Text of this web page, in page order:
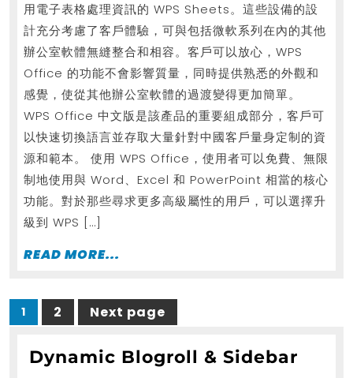
用電子表格處理資訊的 WPS Sheets。這些設備的設
計充分考慮了客戶體驗，可與包括微軟系列在內的其他
辦公室軟體無縫整合和相容。客戶可以放心，WPS
Office 的功能不會影響質量，同時提供熟悉的外觀和
感覺，使從其他辦公室軟體的過渡變得更加簡單。
WPS Office 中文版是該產品的重要組成部分，客戶可
以快速切換語言並存取大量針對中國客戶量身定制的資
源和範本。 使用 WPS Office，使用者可以免費、無限
制地使用與 Word、Excel 和 PowerPoint 相當的核心
功能。對於那些尋求更多高級屬性的用戶，可以選擇升
級到 WPS […]
READ MORE...
Posts
pagination
Page
1
Page
2 Next page
Dynamic Blogroll & Sidebar